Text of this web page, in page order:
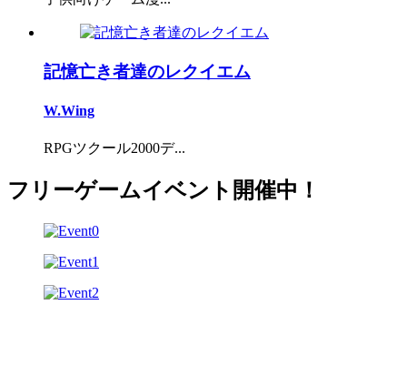
記憶亡き者達のレクイエム
W.Wing
RPGツクール2000デ...
フリーゲームイベント開催中！